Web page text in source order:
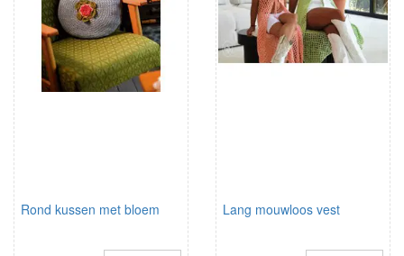
Rond kussen met bloem Lang mouwloos vest